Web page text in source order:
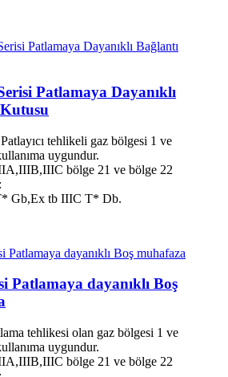
Patlamaya Dayanıklı
tehlikeli gaz bölgesi 1 ve
uygundur.
bölge 21 ve bölge 22
Gb,Ex tb IIIC T* Db.
Patlamaya dayanıklı Boş
tehlikesi olan gaz bölgesi 1 ve
uygundur.
bölge 21 ve bölge 22